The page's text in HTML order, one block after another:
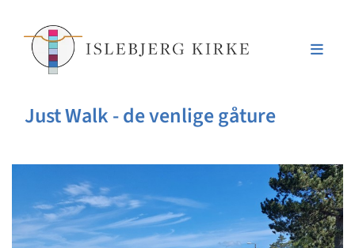
Just Walk - de venlige gåture